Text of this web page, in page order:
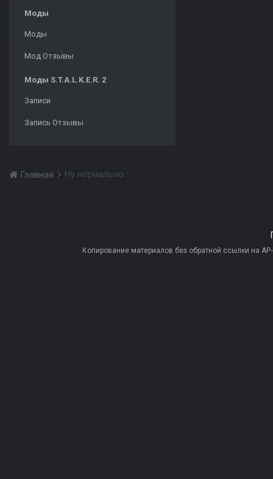
Моды
Моды
Мод Отзывы
Моды S.T.A.L.K.E.R. 2
Записи
Запись Отзывы
Главная Ну нормально
Копирование материалов без обратной ссылки на